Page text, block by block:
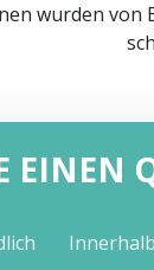
wurden von
EINEN